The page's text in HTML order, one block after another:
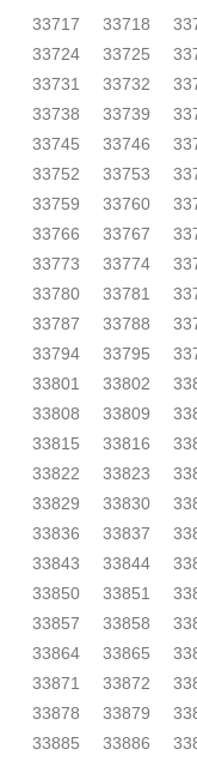
33717
33718
33724
33725
33731
33732
33738
33739
33745
33746
33752
33753
33759
33760
33766
33767
33773
33774
33780
33781
33787
33788
33794
33795
33801
33802
33808
33809
33815
33816
33822
33823
33829
33830
33836
33837
33843
33844
33850
33851
33857
33858
33864
33865
33871
33872
33878
33879
33885
33886